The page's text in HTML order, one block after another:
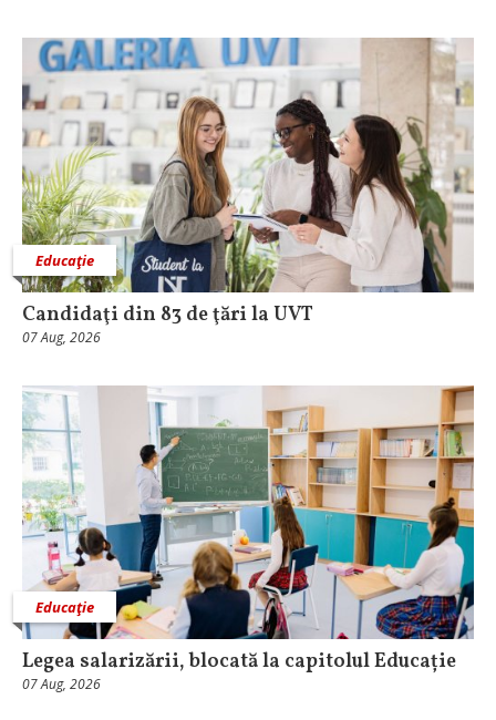
Educaţie
Candidaţi din 83 de ţări la UVT
07 Aug, 2026
Educaţie
Legea salarizării, blocată la capitolul Educație
07 Aug, 2026